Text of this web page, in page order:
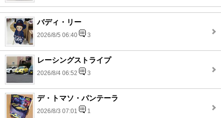
バディ・リー
2026/8/5 06:40 3
レーシングストライプ
2026/8/4 06:52 3
デ・トマソ・パンテーラ
2026/8/3 07:01 1